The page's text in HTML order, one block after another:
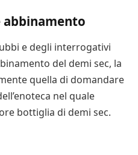
abbinamento
e degli interrogativi
del demi sec, la
quella di domandare
nel quale
bottiglia di demi sec.